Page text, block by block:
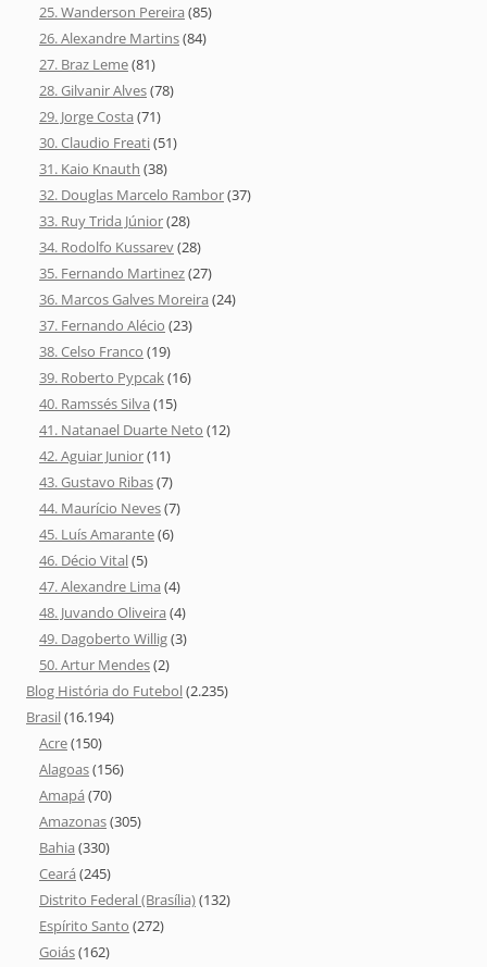
25. Wanderson Pereira (85)
26. Alexandre Martins(84)
27. Braz Leme(81)
28. Gilvanir Alves(78)
29. Jorge Costa (71)
30. Claudio Freati(51)
31. Kaio Knauth (38)
32. Douglas Marcelo Rambor(37)
33. Ruy Trida Júnior(28)
34. Rodolfo Kussarev(28)
35. Fernando Martinez(27)
36. Marcos Galves Moreira (24)
37. Fernando Alécio (23)
38. Celso Franco (19)
39. Roberto Pypcak(16)
40. Ramssés Silva (15)
41. Natanael Duarte Neto (12)
42. Aguiar Junior(11)
43. Gustavo Ribas(7)
44. Maurício Neves(7)
45. Luís Amarante(6)
46. Décio Vital(5)
47. Alexandre Lima (4)
48. Juvando Oliveira (4)
49. Dagoberto Willig(3)
50. Artur Mendes(2)
Blog História do Futebol(2.235)
Brasil(16.194)
Acre(150)
Alagoas(156)
Amapá (70)
Amazonas(305)
Bahia (330)
Ceará (245)
Distrito Federal (Brasília)(132)
Espírito Santo (272)
Goiás(162)